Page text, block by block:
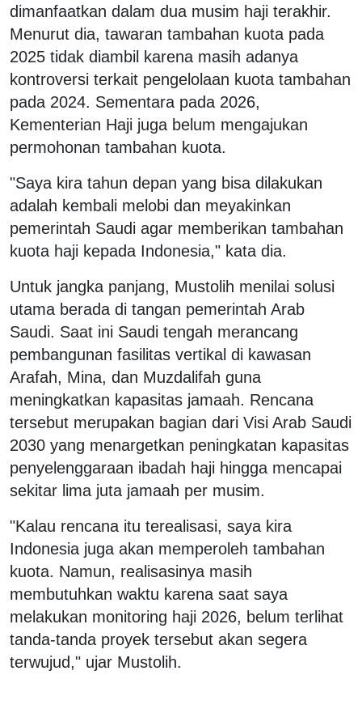
dimanfaatkan dalam dua musim haji terakhir.
Menurut dia, tawaran tambahan kuota pada
2025 tidak diambil karena masih adanya
kontroversi terkait pengelolaan kuota tambahan
pada 2024. Sementara pada 2026,
Kementerian Haji juga belum mengajukan
permohonan tambahan kuota.
"Saya kira tahun depan yang bisa dilakukan
adalah kembali melobi dan meyakinkan
pemerintah Saudi agar memberikan tambahan
kuota haji kepada Indonesia," kata dia.
Untuk jangka panjang, Mustolih menilai solusi
utama berada di tangan pemerintah Arab
Saudi. Saat ini Saudi tengah merancang
pembangunan fasilitas vertikal di kawasan
Arafah, Mina, dan Muzdalifah guna
meningkatkan kapasitas jamaah. Rencana
tersebut merupakan bagian dari Visi Arab Saudi
2030 yang menargetkan peningkatan kapasitas
penyelenggaraan ibadah haji hingga mencapai
sekitar lima juta jamaah per musim.
"Kalau rencana itu terealisasi, saya kira
Indonesia juga akan memperoleh tambahan
kuota. Namun, realisasinya masih
membutuhkan waktu karena saat saya
melakukan monitoring haji 2026, belum terlihat
tanda-tanda proyek tersebut akan segera
terwujud," ujar Mustolih.